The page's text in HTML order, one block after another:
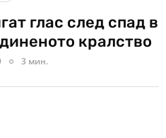
глас след спад в
кралство
3 мин.